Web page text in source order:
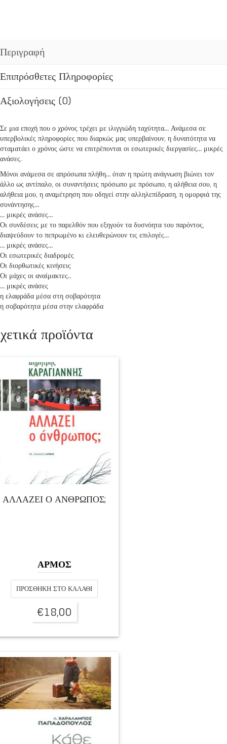
Περιγραφή
Επιπρόσθετες Πληροφορίες
Αξιολογήσεις (0)
Σε μια εποχή που ο χρόνος τρέχει με ιλιγγιώδη ταχύτητα… Ανάμεσα σε
υπερβολικές πληροφορίες που διαρκώς μας υπερβαίνουν, η δυνατότητα να
σταματάει ο χρόνος ώστε να επιτρέπονται οι εσωτερικές διεργασίες… μικρές
ανάσες.
Μόνοι ανάμεσα σε απρόσωπα πλήθη… όταν η πρώτη ανάγνωση βιώνει τον
άλλο ως αντίπαλο, οι συναντήσεις πρόσωπο με πρόσωπο, η αλήθεια σου, η
αλήθεια μου, η αναμέτρηση που οδηγεί στην αλληλεπίδραση, η ομορφιά της
συνάντησης…
… μικρές ανάσες…
Οι συνδέσεις με το παρελθόν που εξηγούν τα δυσνόητα του παρόντος,
διαψεύδουν το πεπρωμένο κι ελευθερώνουν τις επιλογές…
… μικρές ανάσες…
Οι εσωτερικές διαδρομές
Οι διορθωτικές κινήσεις
Οι μάχες οι αναίμακτες..
… μικρές ανάσες
η ελαφράδα μέσα στη σοβαρότητα
η σοβαρότητα μέσα στην ελαφράδα
προϊόντα
ΑΛΛΑΖΕΙ Ο ΑΝΘΡΩΠΟΣ;
ΑΡΜΟΣ
ΠΡΟΣΘΉΚΗ ΣΤΟ ΚΑΛΆΘΙ
€18,00